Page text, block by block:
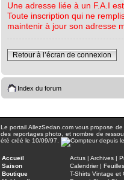
Une adresse liée à un F.A.I
Toute inscription qui ne
maintenir à jour son adresse
Retour à l’écran de connexion
Index du forum
Le portail AllezSedan.com vous propose
des reportages photo, et nombre de
été créé le 10/09/97.
Accueil Actus | Archives |
Saison
Calendrier|
Boutique
T-Shirts Vintage et